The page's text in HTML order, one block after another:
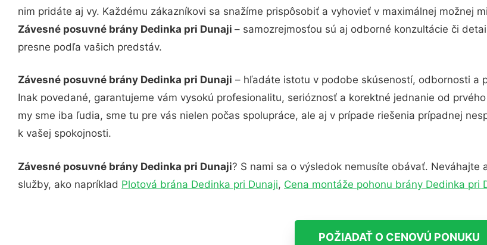
nim pridáte aj vy. Každému zákazníkovi sa snažíme prispôsobiť a vyhovieť v maximálnej možnej
Závesné posuvné brány Dedinka pri Dunaji – samozrejmosťou sú aj odborné konzultácie či
presne podľa vašich predstáv.
Závesné posuvné brány Dedinka pri Dunaji – hľadáte istotu v podobe skúseností, odbornosti a
Inak povedané, garantujeme vám vysokú profesionalitu, serióznosť a korektné jednanie od
my sme iba ľudia, sme tu pre vás nielen počas spolupráce, ale aj v prípade riešenia prípadnej
k vašej spokojnosti.
Závesné posuvné brány Dedinka pri Dunaji? S nami sa o výsledok nemusíte obávať.
služby, ako napríklad Plotová brána Dedinka pri Dunaji, Cena montáže pohonu brány Dedinka pri
POŽIADAŤ O CENOVÚ PONUKU